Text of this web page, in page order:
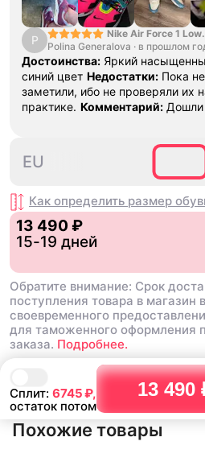
Сплит: 6745₽,
остаток потом
13 490
P
Nike Air Force 1 Low
College Pack White
Blue
Polina Generalova · в прошлом
Достоинства: Яркий
синий цвет Недостатки: Пока не
заметили, ибо не проверяли их
практике. Комментарий: Дошли
EU
Как определить размер
13 490 ₽
15-19 дней
Обратите внимание: Срок
поступления товара в магазин
своевременного
для таможенного оформления
заказа. Подробнее.
Похожие товары